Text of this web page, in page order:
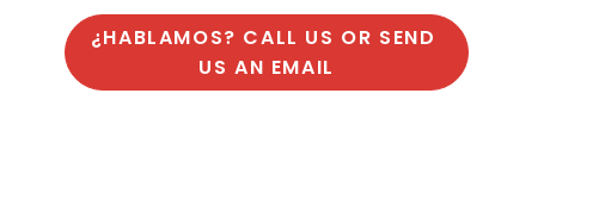
¿HABLAMOS? CALL US OR SEND
US AN EMAIL